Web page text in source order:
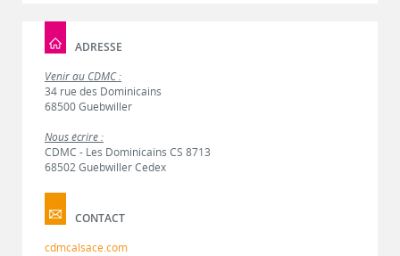
ADRESSE
Venir au CDMC :
34 rue des Dominicains
68500 Guebwiller
Nous écrire :
CDMC - Les Dominicains CS 8713
68502 Guebwiller Cedex
CONTACT
cdmcalsace.com